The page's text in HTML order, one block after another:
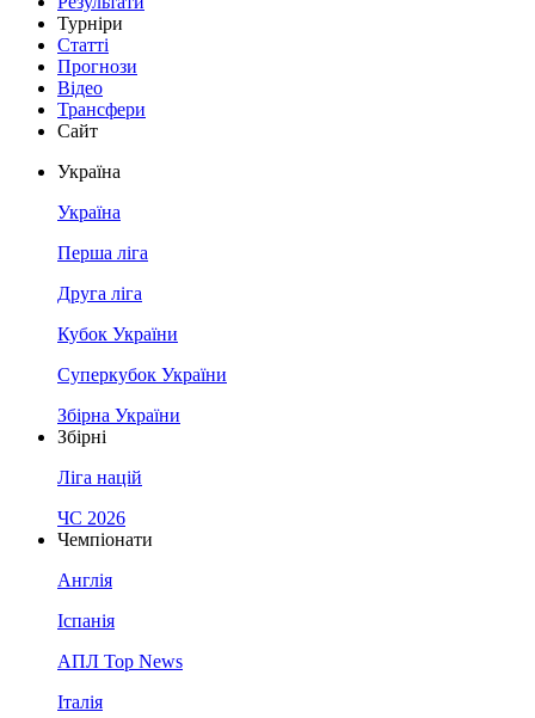
Турніри
Статті
Прогнози
Відео
Трансфери
Сайт
Україна
Україна
Перша ліга
Друга ліга
Кубок України
Суперкубок України
Збірна України
Збірні
Ліга націй
ЧС 2026
Чемпіонати
Англія
Іспанія
АПЛ Top News
Італія